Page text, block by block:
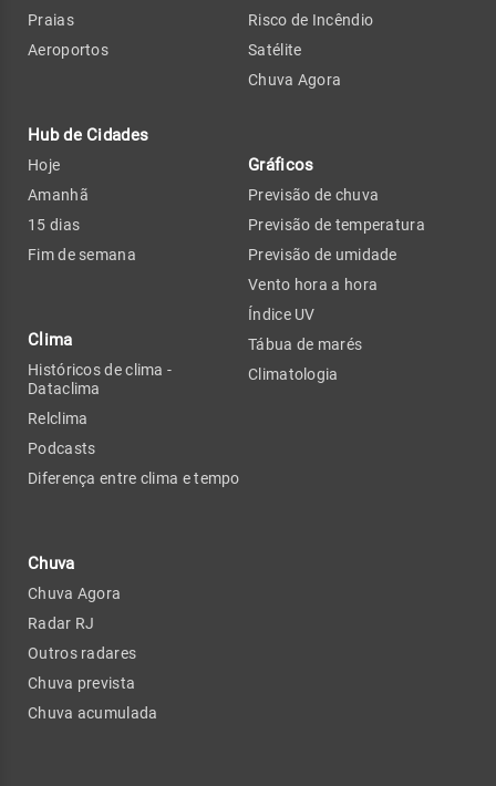
Praias
Aeroportos
Hub de Cidades
Hoje
Amanhã
15 dias
Fim de semana
Clima
Históricos de clima -
Dataclima
Relclima
Podcasts
Diferença entre clima e tempo
Chuva
Chuva Agora
Radar RJ
Outros radares
Chuva prevista
Chuva acumulada
Risco de Incêndio
Satélite
Chuva Agora
Gráficos
Previsão de chuva
Previsão de temperatura
Previsão de umidade
Vento hora a hora
Índice UV
Tábua de marés
Climatologia